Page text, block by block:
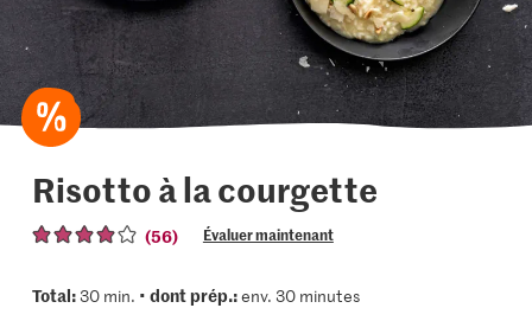
Risotto à la courgette
(56) Évaluer maintenant
Total:30 min. • dont prép.:env. 30 minutes